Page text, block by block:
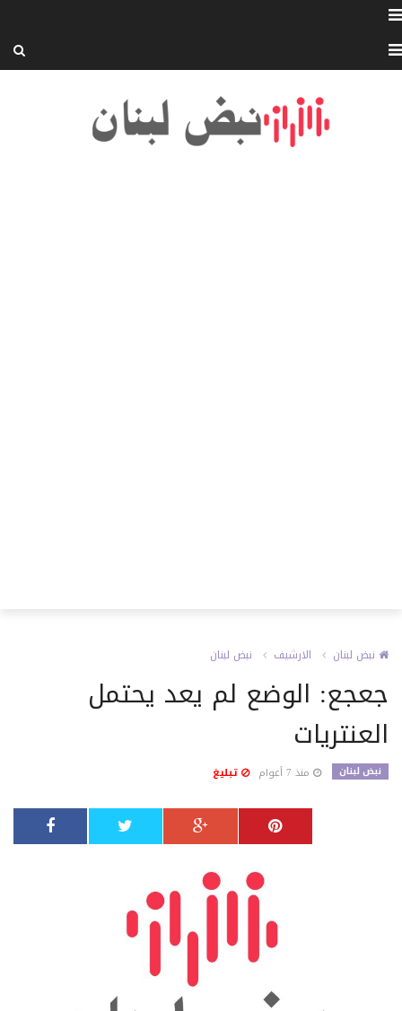
نبض لبنان الارشيف نبض لبنان
جعجع: الوضع لم يعد يحتمل
العنتريات
نبض لبنان منذ 7 أعوام تبليغ